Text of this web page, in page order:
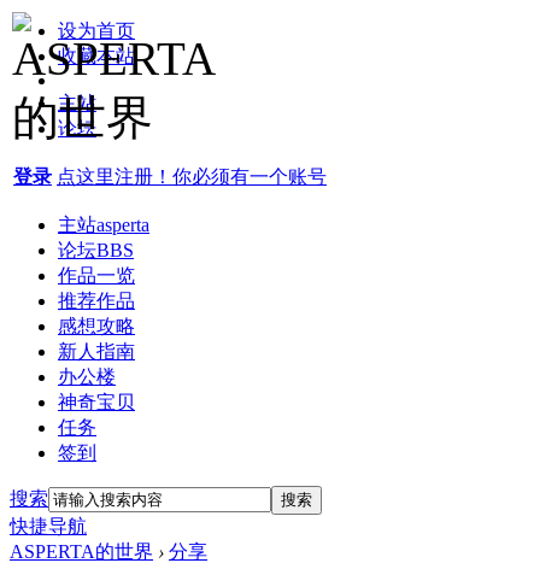
设为首页
收藏本站
主站
论坛
登录 点这里注册！你必须有一个账号
主站asperta
论坛BBS
作品一览
推荐作品
感想攻略
新人指南
办公楼
神奇宝贝
任务
签到
搜索 搜索
快捷导航
ASPERTA的世界 › 分享